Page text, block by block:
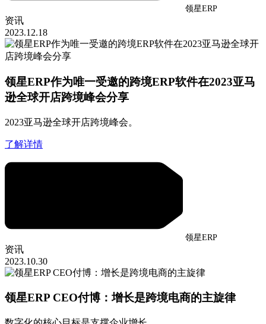
领星ERP
资讯
2023.12.18
领星ERP作为唯一受邀的跨境ERP软件在2023亚马
逊全球开店跨境峰会分享
2023亚马逊全球开店跨境峰会。
了解详情
领星ERP
资讯
2023.10.30
领星ERP CEO付博：增长是跨境电商的主旋律